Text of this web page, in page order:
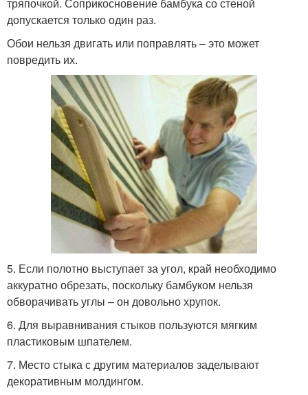
допускается только один раз.
Обои нельзя двигать или поправлять – это может
повредить их.
5. Если полотно выступает за угол, край необходимо
аккуратно обрезать, поскольку бамбуком нельзя
обворачивать углы – он довольно хрупок.
6. Для выравнивания стыков пользуются мягким
пластиковым шпателем.
7. Место стыка с другим материалов заделывают
декоративным молдингом.